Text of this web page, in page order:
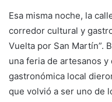
Esa misma noche, la
corredor cultural y
Vuelta por San Martín”.
una feria de artesanos
gastronómica local
que volvió a ser uno de